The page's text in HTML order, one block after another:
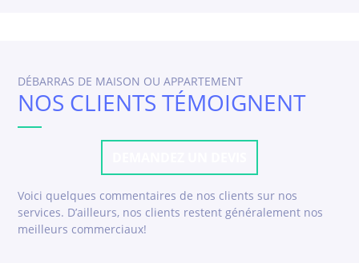
DÉBARRAS DE MAISON OU APPARTEMENT
NOS CLIENTS TÉMOIGNENT
Voici quelques commentaires de nos clients sur nos
services. D’ailleurs, nos clients restent généralement nos
meilleurs commerciaux!